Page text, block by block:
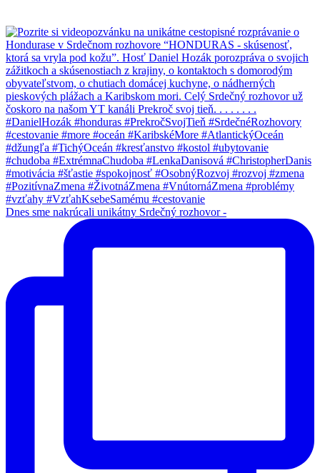
Dnes sme nakrúcali unikátny Srdečný rozhovor -